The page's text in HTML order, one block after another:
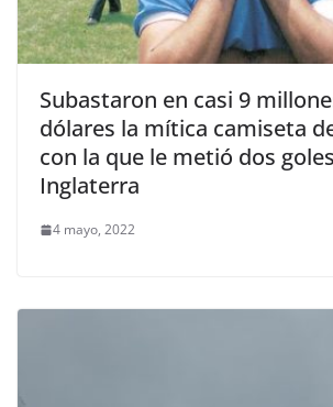
Subastaron en casi 9
dólares la mítica camiseta
con la que le metió dos
Inglaterra
4 mayo, 2022